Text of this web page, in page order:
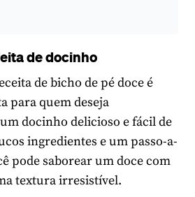
de docinho
de bicho de pé doce é
para quem deseja
docinho delicioso e fácil de
ingredientes e um passo-a-
pode saborear um doce com
textura irresistível.